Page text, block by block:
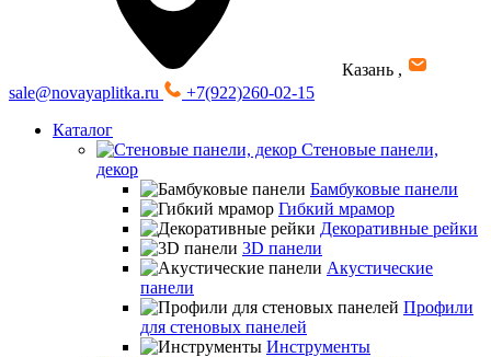
Казань ,
sale@novayaplitka.ru
+7(922)260-02-15
Каталог
Стеновые панели,
декор
Бамбуковые панели
Гибкий мрамор
Декоративные рейки
3D панели
Акустические
панели
Профили
для стеновых панелей
Инструменты